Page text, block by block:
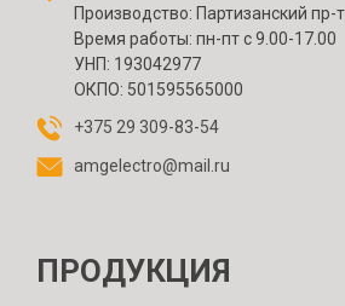
Производство: Партизанский пр-
Время работы: пн-пт с 9.00-17.00
УНП: 193042977
ОКПО: 501595565000
+375 29 309-83-54
amgelectro@mail.ru
ПРОДУКЦИЯ